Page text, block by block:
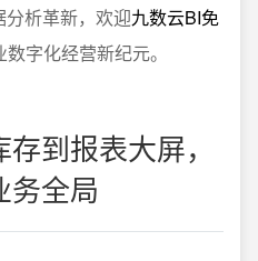
析革新，欢迎九数云BI免
字化经营新纪元。
到报表大屏，
务全局